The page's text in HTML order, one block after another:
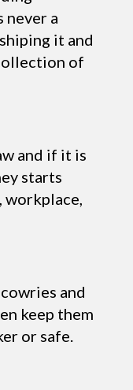
never a
it and
of
and if it is
starts
workplace,
and
keep them
or safe.